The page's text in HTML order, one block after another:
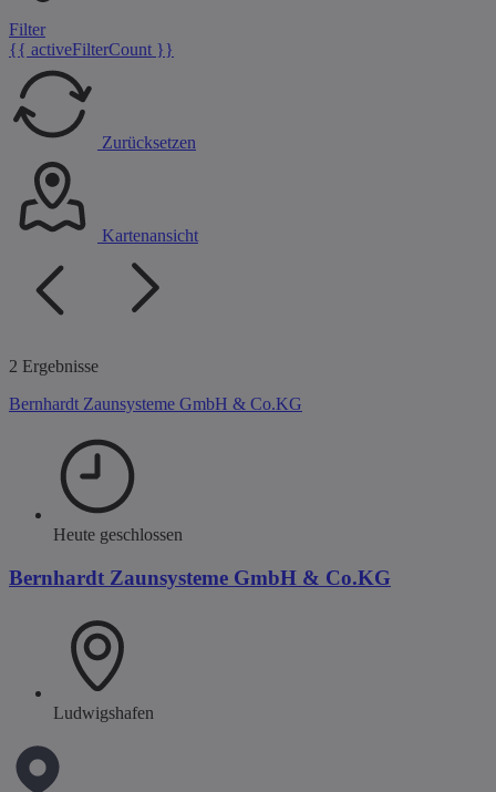
Filter
{{ activeFilterCount }}
Zurücksetzen
Kartenansicht
2 Ergebnisse
Bernhardt Zaunsysteme GmbH & Co.KG
Heute geschlossen
Bernhardt Zaunsysteme GmbH & Co.KG
Ludwigshafen